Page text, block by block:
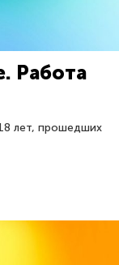
Работа
лет, прошедших